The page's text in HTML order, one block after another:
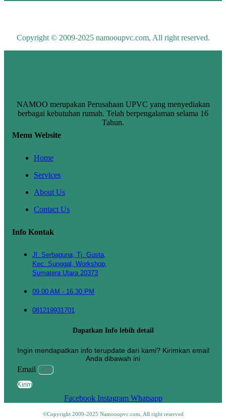
Copyright © 2009-2025 namooupvc.com, All right reserved.
NAMOO merupakan Perusahaan UPVC yang menyediakan
berbagai kebutuhan rumah. Telah berpengalaman selama 16
Tahun.
Menu Website
Home
Services
About Us
Contact Us
Info Kontak
Jl. Serbaguna, Tj. Gusta,
Kec. Sunggal, Workshop,
Sumatera Utara 20373
09.00 AM - 16.30 PM
081219931701
Dapatkan Info lebih detail
Ingin mendapatkan info terupdate dari kami? Kirimkan email
Anda dibawah ini
Email
Kirim
Facebook Instagram Whatsapp
©Copyright 2009-2025 Namooupvc.com, All right reserved